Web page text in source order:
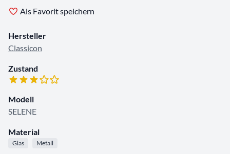
Als Favorit speichern
Hersteller
Classicon
Zustand
Modell
SELENE
Material
Glas Metall